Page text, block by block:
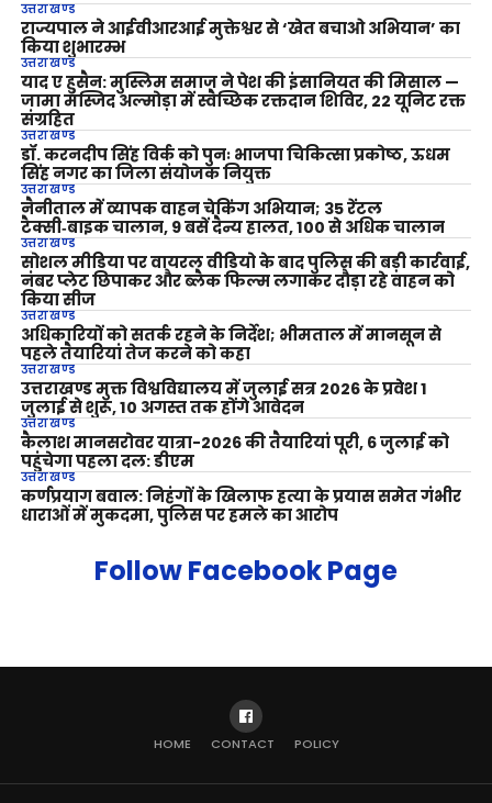
उत्तराखण्ड
राज्यपाल ने आईवीआरआई मुक्तेश्वर से ‘खेत बचाओ अभियान’ का
किया शुभारम्भ
उत्तराखण्ड
याद ए हुसैन: मुस्लिम समाज ने पेश की इंसानियत की मिसाल —
जामा मस्जिद अल्मोड़ा में स्वैच्छिक रक्तदान शिविर, 22 यूनिट रक्त
संग्रहित
उत्तराखण्ड
डॉ. करनदीप सिंह विर्क को पुनः भाजपा चिकित्सा प्रकोष्ठ, ऊधम
सिंह नगर का जिला संयोजक नियुक्त
उत्तराखण्ड
नैनीताल में व्यापक वाहन चेकिंग अभियान; 35 रेंटल
टैक्सी‑बाइक चालान, 9 बसें दैन्य हालत, 100 से अधिक चालान
उत्तराखण्ड
सोशल मीडिया पर वायरल वीडियो के बाद पुलिस की बड़ी कार्रवाई,
नंबर प्लेट छिपाकर और ब्लैक फिल्म लगाकर दौड़ा रहे वाहन को
किया सीज
उत्तराखण्ड
अधिकारियों को सतर्क रहने के निर्देश; भीमताल में मानसून से
पहले तैयारियां तेज करने को कहा
उत्तराखण्ड
उत्तराखण्ड मुक्त विश्वविद्यालय में जुलाई सत्र 2026 के प्रवेश 1
जुलाई से शुरू, 10 अगस्त तक होंगे आवेदन
उत्तराखण्ड
कैलाश मानसरोवर यात्रा-2026 की तैयारियां पूरी, 6 जुलाई को
पहुंचेगा पहला दल: डीएम
उत्तराखण्ड
कर्णप्रयाग बवाल: निहंगों के खिलाफ हत्या के प्रयास समेत गंभीर
धाराओं में मुकदमा, पुलिस पर हमले का आरोप
Follow Facebook Page
HOME CONTACT POLICY